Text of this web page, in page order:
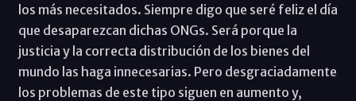
los más necesitados. Siempre digo que seré feliz el día
que desaparezcan dichas ONGs. Será porque la
justicia y la correcta distribución de los bienes del
mundo las haga innecesarias. Pero desgraciadamente
los problemas de este tipo siguen en aumento y,